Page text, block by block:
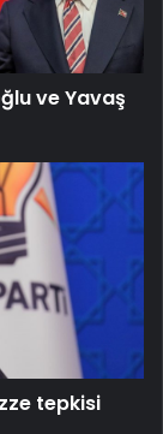
ve Yavaş
tepkisi